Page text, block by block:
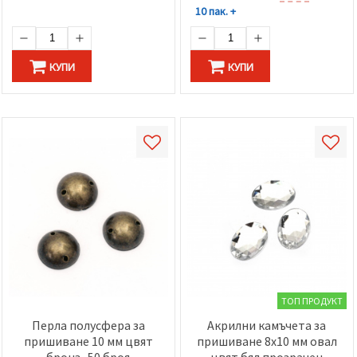
КУПИ
10 пак. +
КУПИ
Перла полусфера за
пришиване 10 мм цвят
ТОП ПРОДУКТ
Акрилни камъчета за
пришиване 8x10 мм овал